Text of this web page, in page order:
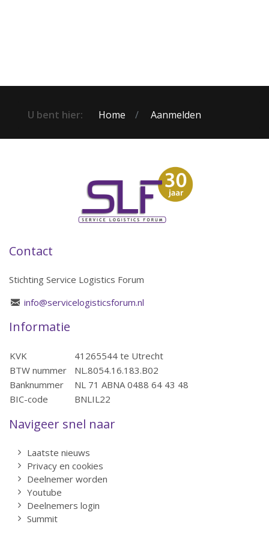
U bent hier: Home Aanmelden
Contact
Stichting Service Logistics Forum
info@servicelogisticsforum.nl
Informatie
KVK
41265544 te Utrecht
BTW nummer
NL.8054.16.183.B02
Banknummer
NL 71 ABNA 0488 64 43 48
BIC-code
BNLIL22
Navigeer snel naar
Laatste nieuws
Privacy en cookies
Deelnemer worden
Youtube
Deelnemers login
Summit